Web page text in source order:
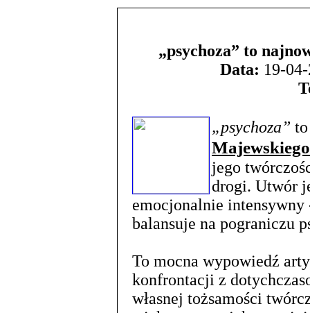
„psychoza” to
Data: 19-
„psychoza”
Majewskiego
jego
drogi. Utwór
emocjonalnie
balansuje na pograniczu
To mocna wypowiedź
konfrontacji z
własnej tożsamości